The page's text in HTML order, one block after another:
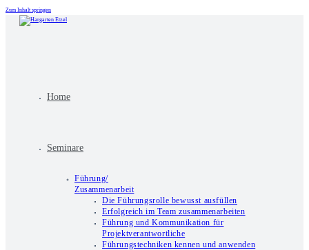
Zum Inhalt springen
Home
Seminare
Führung/
Zusammenarbeit
Die Führungsrolle bewusst ausfüllen
Erfolgreich im Team zusammenarbeiten
Führung und Kommunikation für
Projektverantwortliche
Führungstechniken kennen und anwenden